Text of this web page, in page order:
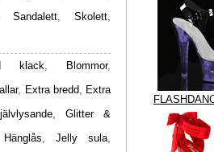
Sandalett,Skolett,
klack, Blommor,
, Extra bredd, Extra
, Glitter &
Hänglås, Jelly sula,